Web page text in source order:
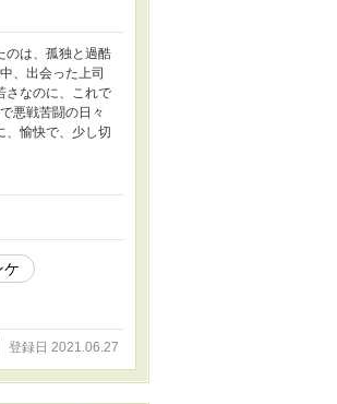
のは、孤独と過酷
、出会った上司
さなのに、これで
悪戦苦闘の日々
、愉快で、少し切
ケ
登録日 2021.06.27